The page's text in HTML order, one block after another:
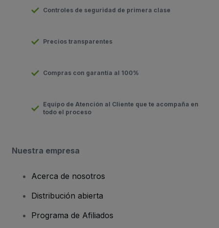
Controles de seguridad de primera clase
Precios transparentes
Compras con garantía al 100%
Equipo de Atención al Cliente que te acompaña en
todo el proceso
Nuestra empresa
Acerca de nosotros
Distribución abierta
Programa de Afiliados